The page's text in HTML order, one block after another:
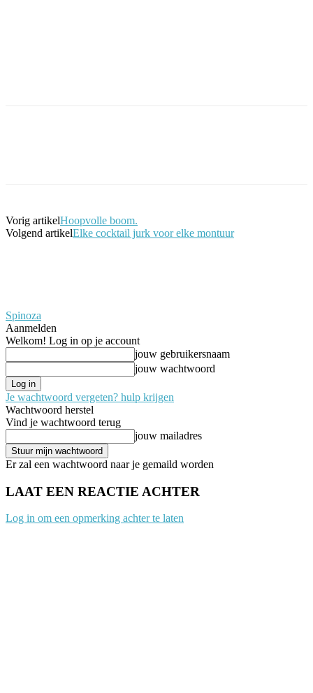
Vorig artikelHoopvolle boom.
Volgend artikelElke cocktail jurk voor elke montuur
Spinoza
Aanmelden
Welkom! Log in op je account
jouw gebruikersnaam
jouw wachtwoord
Je wachtwoord vergeten? hulp krijgen
Wachtwoord herstel
Vind je wachtwoord terug
jouw mailadres
Er zal een wachtwoord naar je gemaild worden
LAAT EEN REACTIE ACHTER
Log in om een opmerking achter te laten